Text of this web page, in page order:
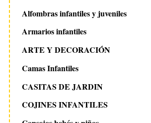
Alfombras infantiles y juveniles
Armarios infantiles
ARTE Y DECORACIÓN
Camas Infantiles
CASITAS DE JARDIN
COJINES INFANTILES